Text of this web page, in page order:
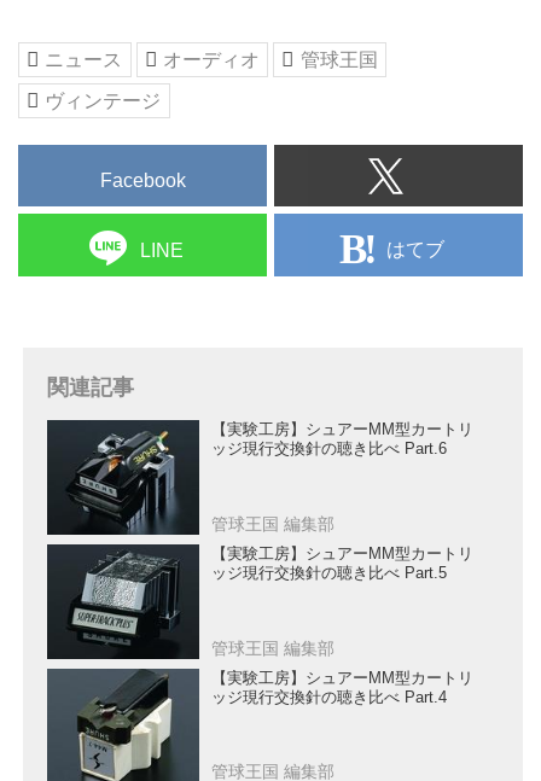
ニュース オーディオ
管球王国
ヴィンテージ
Facebook
LINE はてブ
関連記事
【実験工房】シュアーMM型カートリ
ッジ現行交換針の聴き比べ Part.6
管球王国 編集部
【実験工房】シュアーMM型カートリ
ッジ現行交換針の聴き比べ Part.5
管球王国 編集部
【実験工房】シュアーMM型カートリ
ッジ現行交換針の聴き比べ Part.4
管球王国 編集部